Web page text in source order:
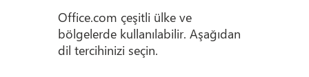
Office.com çeşitli ülke ve
bölgelerde kullanılabilir. Aşağıdan
dil tercihinizi seçin.